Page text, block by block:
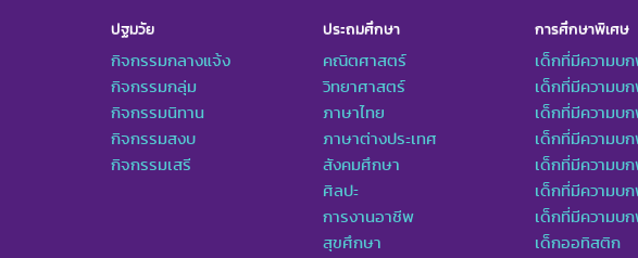
ปฐมวัย
กิจกรรมกลางแจ้ง
กิจกรรมกลุ่ม
กิจกรรมนิทาน
กิจกรรมสงบ
กิจกรรมเสรี
ประถมศึกษา
คณิตศาสตร์
วิทยาศาสตร์
ภาษาไทย
ภาษาต่างประเทศ
สังคมศึกษา
ศิลปะ
การงานอาชีพ
สุขศึกษา
การศึกษาพิเศษ
เด็กที่มีความบ
เด็กที่มีความบ
เด็กที่มีความบ
เด็กที่มีความ
เด็กที่มีความบก
เด็กที่มีความบ
เด็กที่มีความบ
เด็กออทิสติก